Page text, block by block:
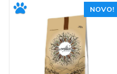
NOVO!